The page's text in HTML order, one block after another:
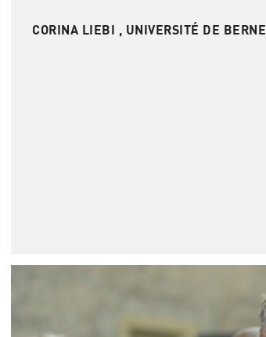
CORINA LIEBI , UNIVERSITÉ DE BERNE